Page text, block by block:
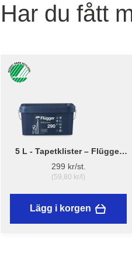
Har du fått
5 L - Tapetklister – Flügger
Adhesive 290
299 kr/st.
(59,80 kr/l)
Lägg i korgen